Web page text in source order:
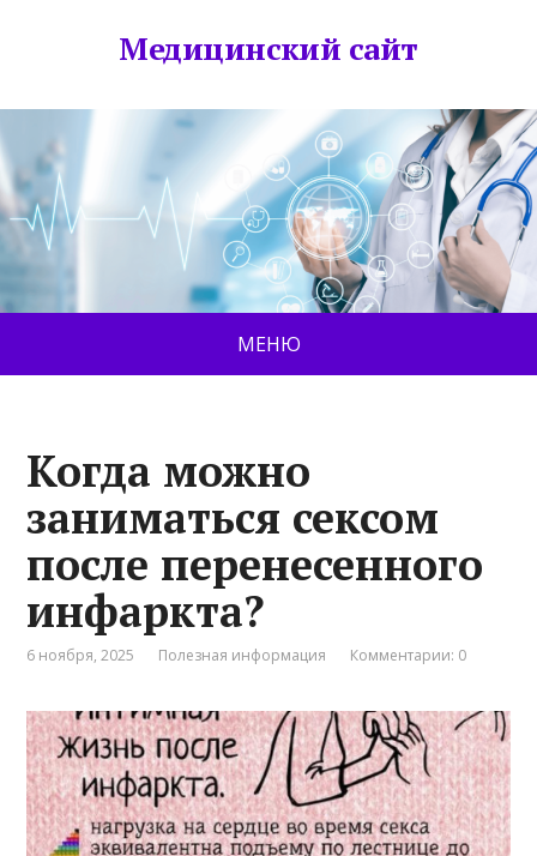
Медицинский сайт
МЕНЮ
Когда можно
заниматься сексом
после перенесенного
инфаркта?
6 ноября, 2025 Полезная информация Комментарии: 0